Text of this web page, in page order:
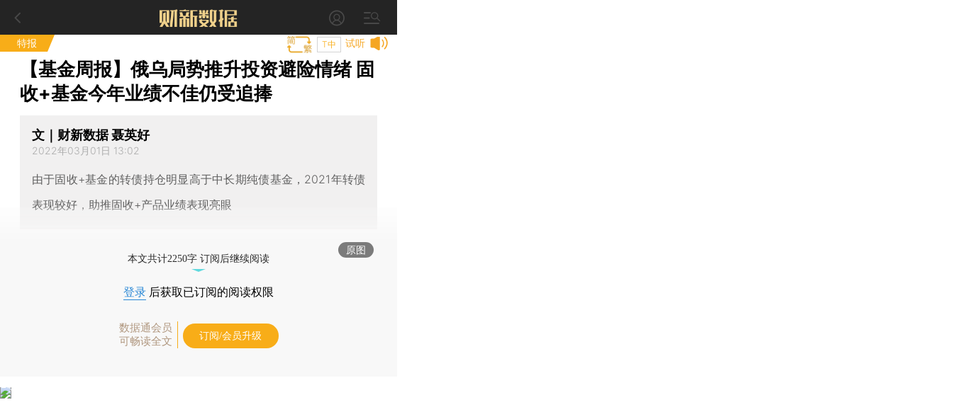
特报 试听
T中
【基金周报】俄乌局势推升投资避险情绪 固
收+基金今年业绩不佳仍受追捧
文｜财新数据 聂英好
2022年03月01日 13:02
由于固收+基金的转债持仓明显高于中长期纯债基金，2021年转债
表现较好，助推固收+产品业绩表现亮眼
原图
本文共计2250字 订阅后继续阅读
登录 后获取已订阅的阅读权限
数据通会员
可畅读全文
订阅/会员升级